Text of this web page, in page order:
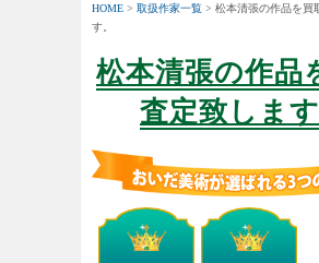
HOME > 取扱作家一覧 > 松本清張の作品を買
す。
松本清張の作品
査定致します